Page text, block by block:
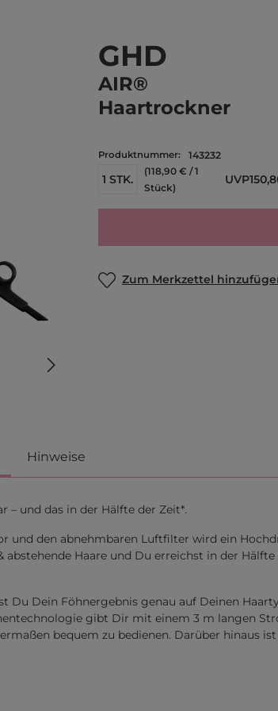
GHD
AIR®
Haartrockner
Produktnummer: 143232
1 STK.
(118,90 € / 1
Stück)
UVP
Zum Merkzettel
Hinweise
und das in der Hälfte der Zeit*.
und den abnehmbaren Luftfilter wird ein
Haare und Du erreichst in der
Du Dein Föhnergebnis genau auf Deinen
gibt Dir mit einem 3 m langen
bequem zu bedienen. Darüber hinaus